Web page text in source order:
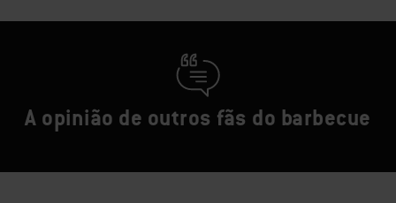
A opinião de outros fãs do barbecue